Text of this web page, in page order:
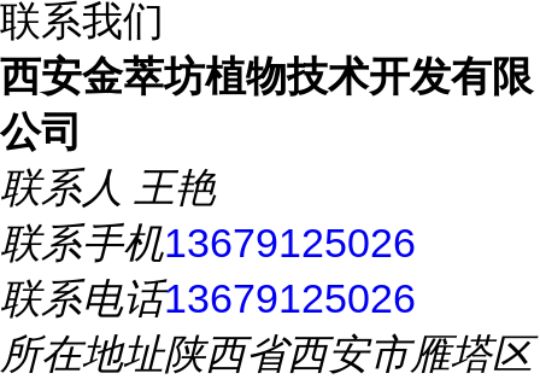
联系我们
西安金萃坊植物技术开发有限
公司
联系人 王艳
联系手机13679125026
联系电话13679125026
所在地址陕西省西安市雁塔区